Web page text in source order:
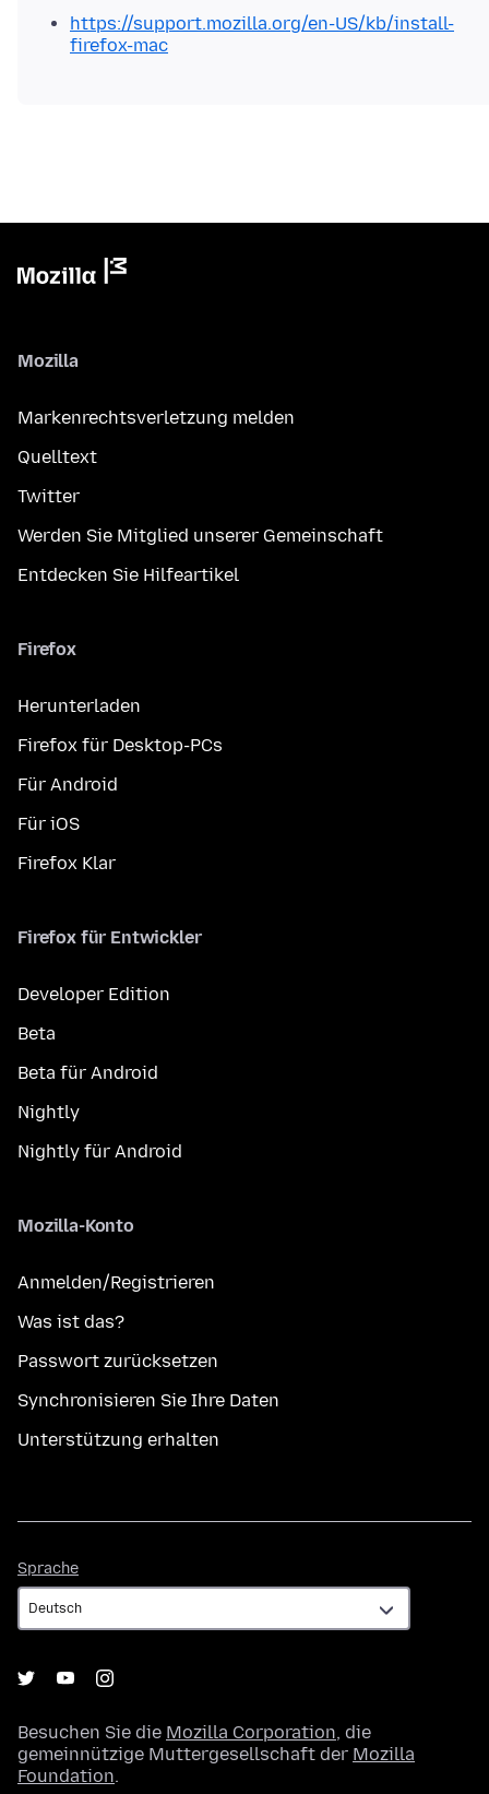
https://support.mozilla.org/en-US/kb/install-
firefox-mac
Mozilla
Markenrechtsverletzung melden
Quelltext
Twitter
Werden Sie Mitglied unserer Gemeinschaft
Entdecken Sie Hilfeartikel
Firefox
Herunterladen
Firefox für Desktop-PCs
Für Android
Für iOS
Firefox Klar
Firefox für Entwickler
Developer Edition
Beta
Beta für Android
Nightly
Nightly für Android
Mozilla-Konto
Anmelden/Registrieren
Was ist das?
Passwort zurücksetzen
Synchronisieren Sie Ihre Daten
Unterstützung erhalten
Sprache
Besuchen Sie die Mozilla Corporation, die
gemeinnützige Muttergesellschaft der Mozilla
Foundation.